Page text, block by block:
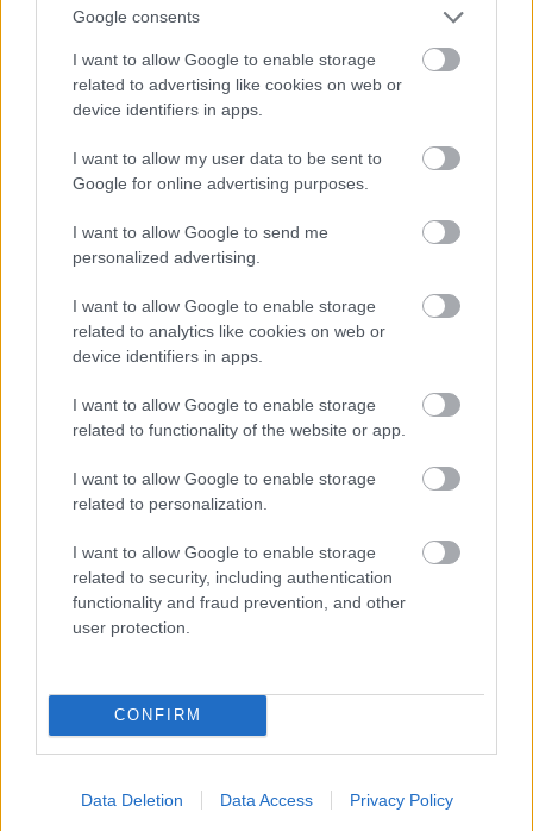
Google consents
I want to allow Google to enable storage
related to advertising like cookies on web or
device identifiers in apps.
I want to allow my user data to be sent to
Google for online advertising purposes.
I want to allow Google to send me
personalized advertising.
I want to allow Google to enable storage
related to analytics like cookies on web or
device identifiers in apps.
I want to allow Google to enable storage
related to functionality of the website or app.
I want to allow Google to enable storage
related to personalization.
I want to allow Google to enable storage
related to security, including authentication
functionality and fraud prevention, and other
user protection.
CONFIRM
Data Deletion Data Access Privacy Policy
pēc nākamā garduma! Našķi palīdz trenēt
komandas un ir apbalvojums par labu uzvedību,”
stāsta Ieva.
Ērģelnieces Ilonas Birģeles runčuka Mocarta
attiecības ar eglīti
Publicitātes foto
vārdā Mocarts (savulaik Stirnienes baznīcas
Atcelt Ziņot